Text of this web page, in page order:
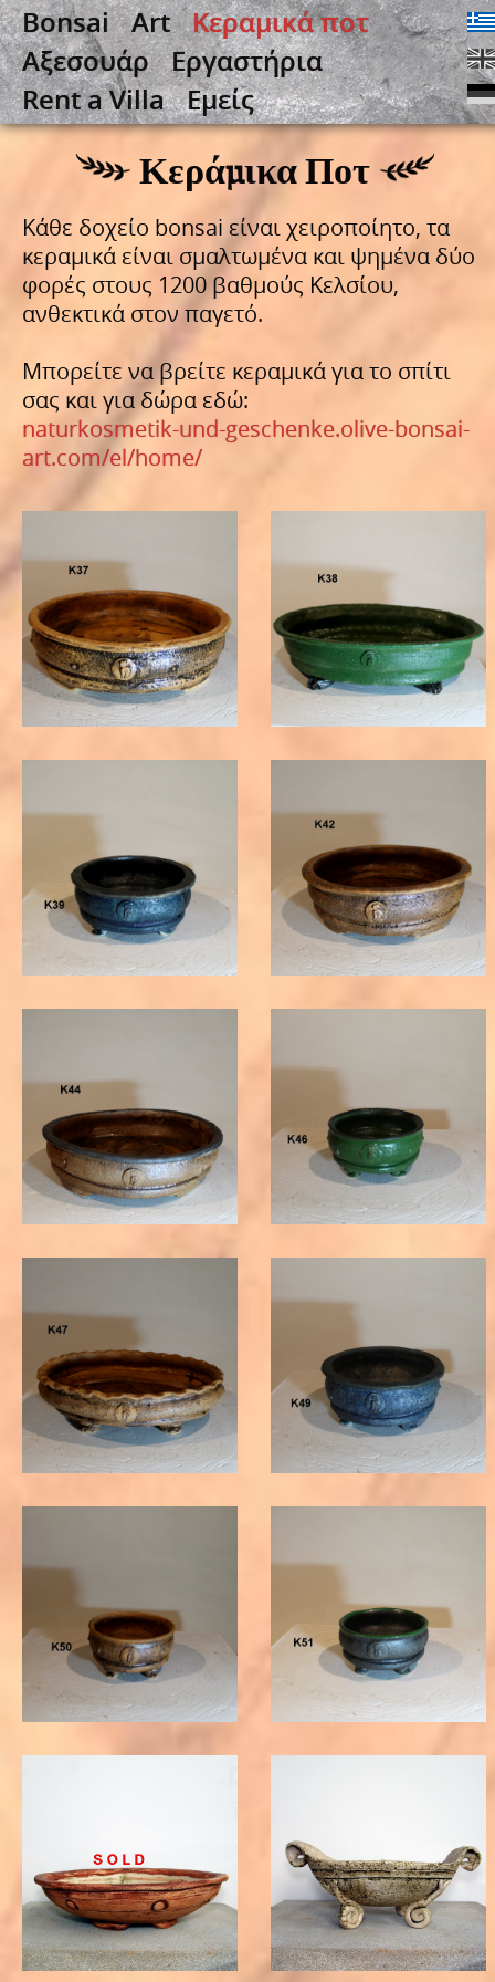
Bonsai Art
Κεραμικά ποτ
Αξεσουάρ
Εργαστήρια
Rent a Villa
Εμείς
Κεράμικα Ποτ
Κάθε δοχείο bonsai είναι χειροποίητο, τα
κεραμικά είναι σμαλτωμένα και ψημένα δύο
φορές στους 1200 βαθμούς Κελσίου,
ανθεκτικά στον παγετό.
Μπορείτε να βρείτε κεραμικά για το σπίτι
σας και για δώρα εδώ:
naturkosmetik-und-geschenke.olive-bonsai-
art.com/el/home/